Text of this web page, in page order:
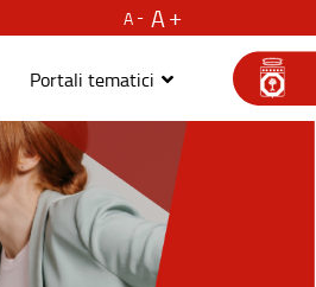
A
A
Portali tematici